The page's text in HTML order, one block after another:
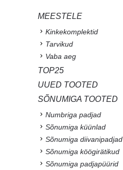
MEESTELE
Kinkekomplektid
Tarvikud
Vaba aeg
TOP25
UUED TOOTED
SÕNUMIGA TOOTED
Numbriga padjad
Sõnumiga küünlad
Sõnumiga diivanipadjad
Sõnumiga köögirätikud
Sõnumiga padjapüürid